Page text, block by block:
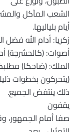
أيام بلياليها.
زكريا: أدام الله فضل
أصوات: (كالحشرجة)
الملك: (ضاحكا)
(يتحركون بخطوات
ذلك ينتفض الجميع.
يقفون
صفا أمام الجمهور،